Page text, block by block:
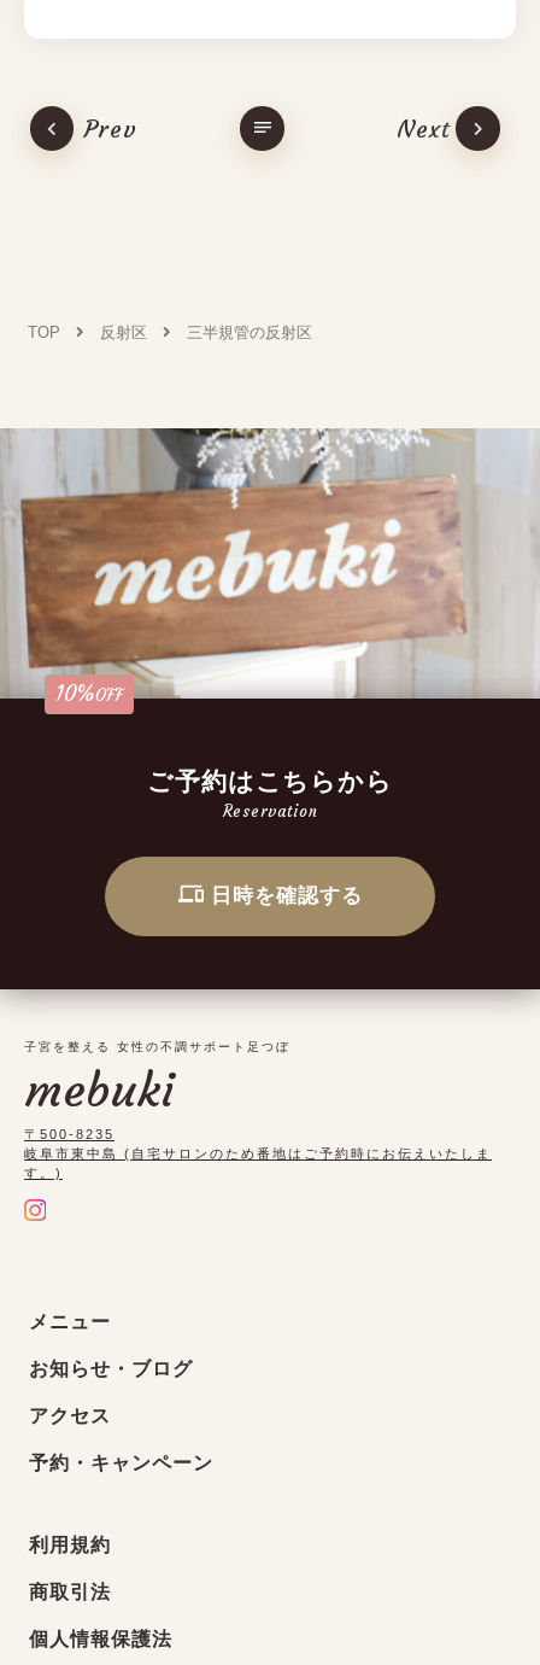
Prev Next
TOP 反射区 三半規管の反射区
10%OFF
ご予約はこちらから
Reservation
日時を確認する
子宮を整える 女性の不調サポート足つぼ
mebuki
〒500-8235
岐阜市東中島 (自宅サロンのため番地はご予約時にお伝えいたしま
す。)
メニュー
お知らせ・ブログ
アクセス
予約・キャンペーン
利用規約
商取引法
個人情報保護法